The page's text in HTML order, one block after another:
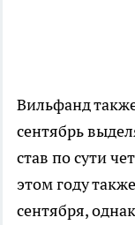
Вильфанд
сентябрь
став по сути
этом году
сентября,